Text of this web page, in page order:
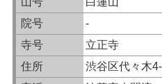
院号
-
寺号
立正寺
住所
渋谷区代々木